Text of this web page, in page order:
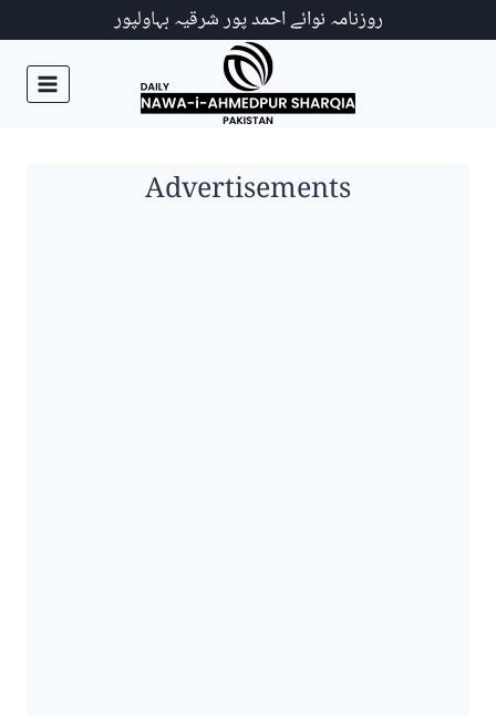
روزنامہ نوائے احمد پور شرقیہ بہاولپور
Advertisements